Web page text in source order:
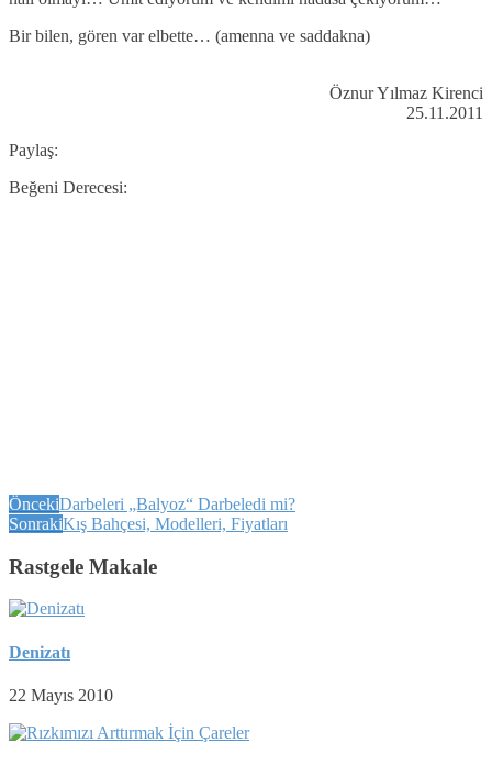
Bir bilen, gören var elbette… (amenna ve saddakna)
Öznur Yılmaz Kirenci
25.11.2011
Paylaş:
Beğeni Derecesi:
ÖncekiDarbeleri „Balyoz“ Darbeledi mi?
SonrakiKış Bahçesi, Modelleri, Fiyatları
Rastgele Makale
Denizatı
22 Mayıs 2010